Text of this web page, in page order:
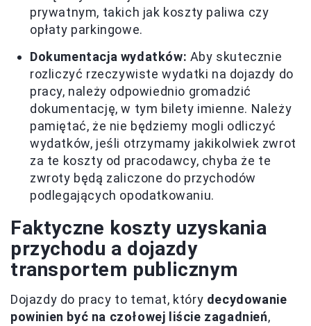
prywatnym, takich jak koszty paliwa czy
opłaty parkingowe.
Dokumentacja wydatków: Aby skutecznie
rozliczyć rzeczywiste wydatki na dojazdy do
pracy, należy odpowiednio gromadzić
dokumentację, w tym bilety imienne. Należy
pamiętać, że nie będziemy mogli odliczyć
wydatków, jeśli otrzymamy jakikolwiek zwrot
za te koszty od pracodawcy, chyba że te
zwroty będą zaliczone do przychodów
podlegających opodatkowaniu.
Faktyczne koszty uzyskania
przychodu a dojazdy
transportem publicznym
Dojazdy do pracy to temat, który decydowanie
powinien być na czołowej liście zagadnień,